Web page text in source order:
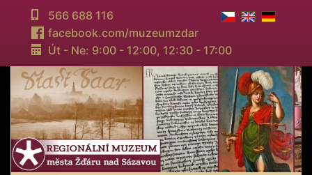
566 688 116
facebook.com/muzeumzdar
Út - Ne: 9:00 - 12:00, 12:30 - 17:00